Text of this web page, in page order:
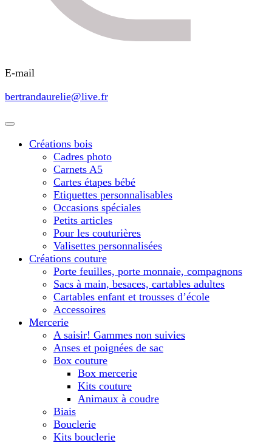
E-mail
bertrandaurelie@live.fr
Créations bois
Cadres photo
Carnets A5
Cartes étapes bébé
Etiquettes personnalisables
Occasions spéciales
Petits articles
Pour les couturières
Valisettes personnalisées
Créations couture
Porte feuilles, porte monnaie, compagnons
Sacs à main, besaces, cartables adultes
Cartables enfant et trousses d’école
Accessoires
Mercerie
A saisir! Gammes non suivies
Anses et poignées de sac
Box couture
Box mercerie
Kits couture
Animaux à coudre
Biais
Bouclerie
Kits bouclerie